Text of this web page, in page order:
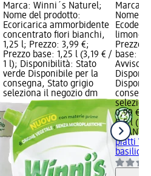
Marca: Winni´s Naturel;
Nome del prodotto:
Ecoricarica ammorbidente
concentrato fiori bianchi,
1,25 l; Prezzo: 3,99 €;
Prezzo base: 1,25 l (3,19 € /
1 l); Disponibilità: Stato
verde Disponibile per la
consegna, Stato grigio
seleziona il negozio dm
Marca:
Nome
limone
Prezzo:
base:
Avviso
0,99 €
0,5 l
piatti
basilico,